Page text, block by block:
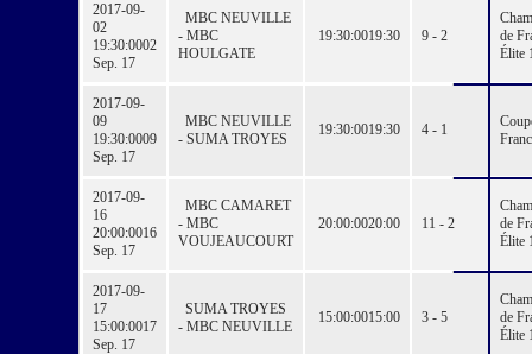
2017-09-
02
19:30:0002
Sep. 17
MBC NEUVILLE
- MBC
HOULGATE
19:30:0019:30 9 - 2
de
Élite
2017-09-
09
19:30:0009
Sep. 17
MBC NEUVILLE
- SUMA TROYES
19:30:0019:30 4 - 1
2017-09-
16
20:00:0016
Sep. 17
MBC CAMARET
- MBC
VOUJEAUCOURT
20:00:0020:00 11 - 2
de
Élite
2017-09-
17
15:00:0017
Sep. 17
SUMA TROYES
- MBC NEUVILLE
15:00:0015:00 3 - 5
de
Élite